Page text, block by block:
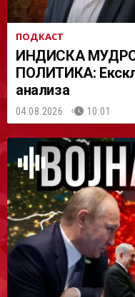
ПОДКАСТ
ИНДИСКА
ПОЛИТИКА:
анализа
04.08.2026. 10:01